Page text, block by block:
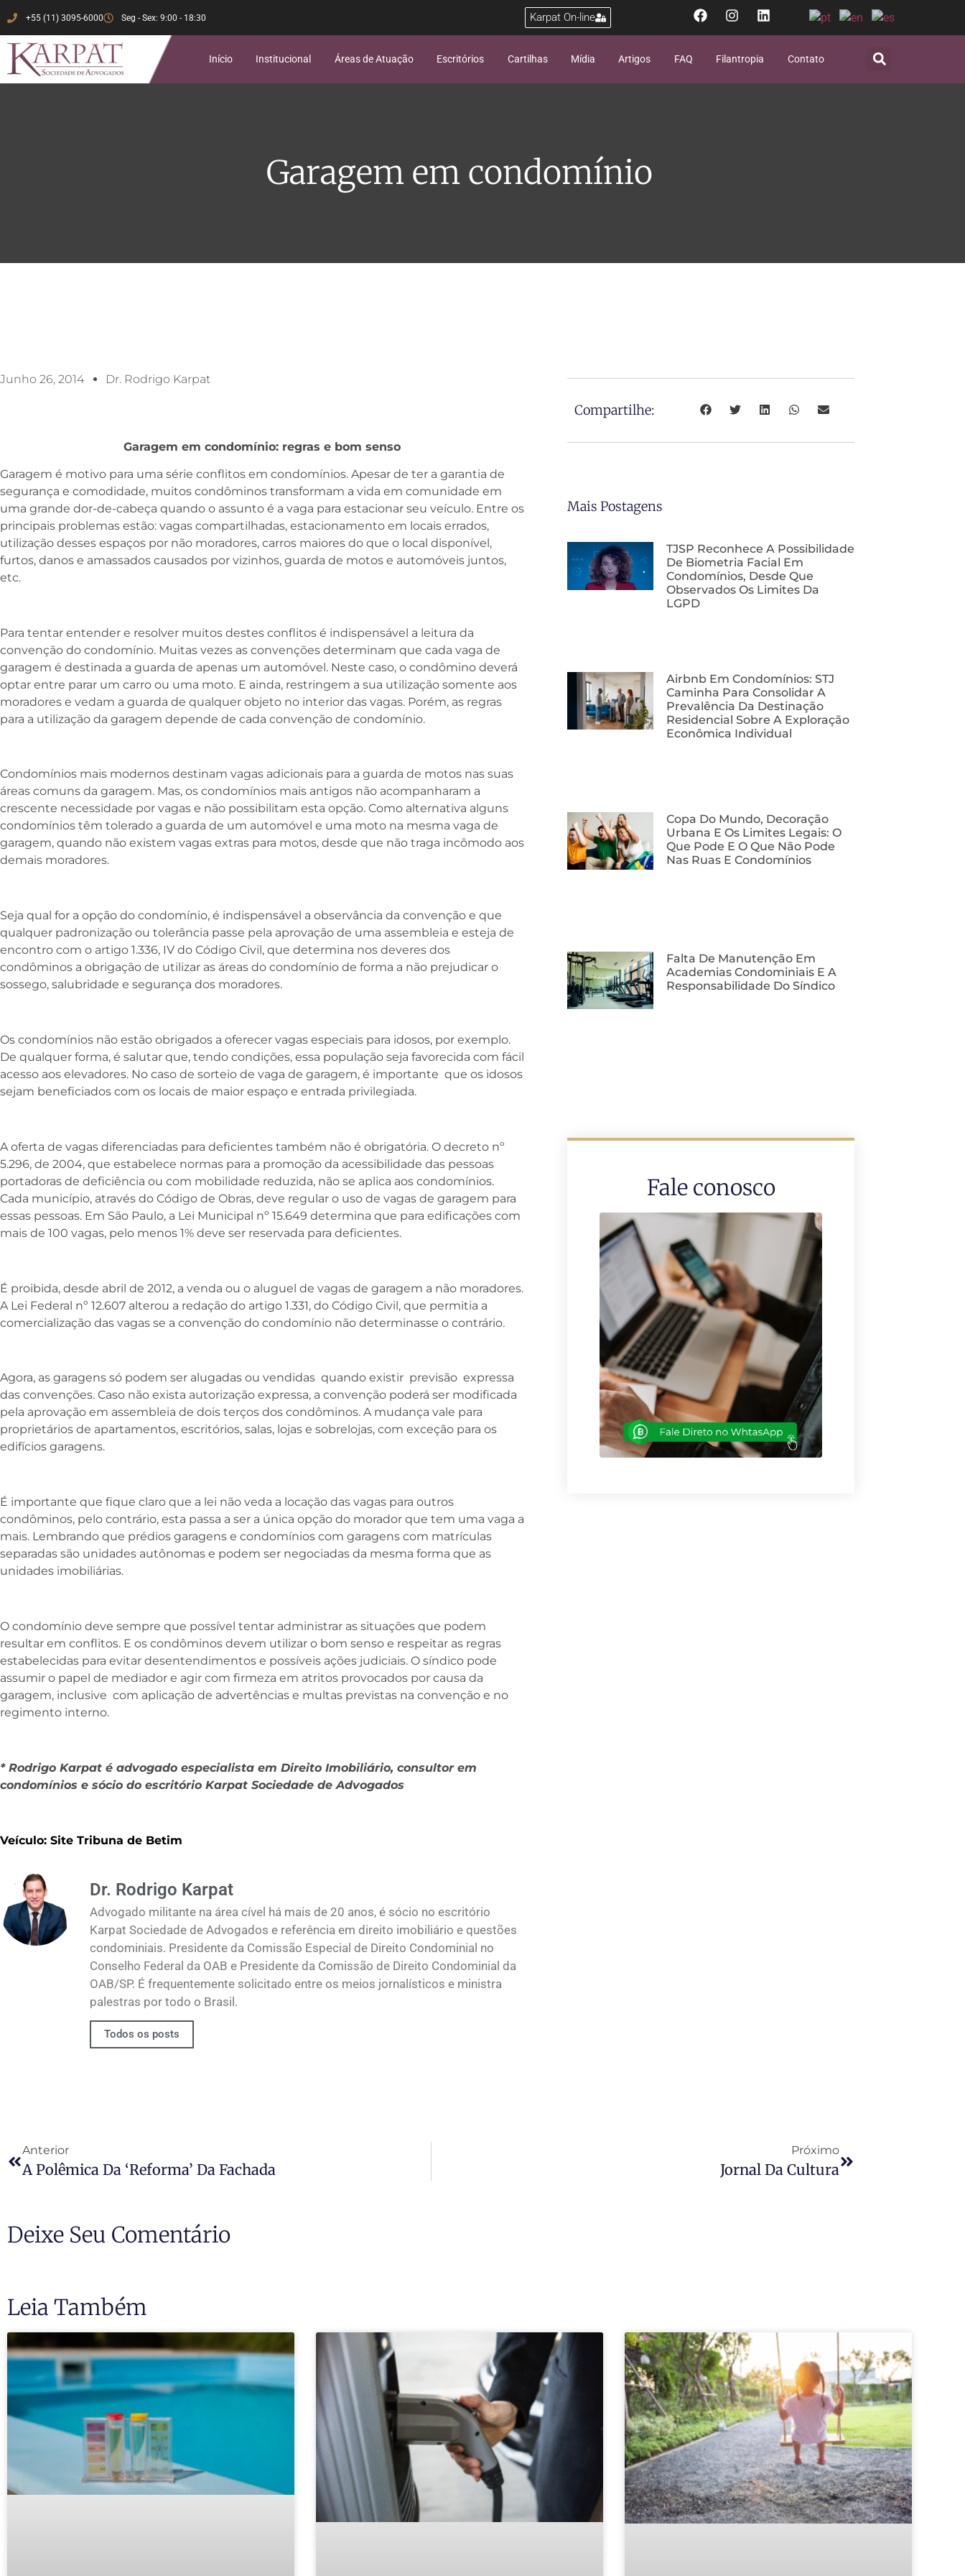
+55 (11) 3095-6000 Seg - Sex: 9:00 - 18:30 Karpat On-line
Início Institucional Áreas de Atuação Escritórios Cartilhas Mídia Artigos FAQ Filantropia Contato
Garagem em condomínio
Junho 26, 2014 Dr. Rodrigo Karpat
Garagem em condomínio: regras e bom senso
Garagem é motivo para uma série conflitos em condomínios. Apesar de ter a garantia de
segurança e comodidade, muitos condôminos transformam a vida em comunidade em
uma grande dor-de-cabeça quando o assunto é a vaga para estacionar seu veículo. Entre os
principais problemas estão: vagas compartilhadas, estacionamento em locais errados,
utilização desses espaços por não moradores, carros maiores do que o local disponível,
furtos, danos e amassados causados por vizinhos, guarda de motos e automóveis juntos,
etc.
Para tentar entender e resolver muitos destes conflitos é indispensável a leitura da
convenção do condomínio. Muitas vezes as convenções determinam que cada vaga de
garagem é destinada a guarda de apenas um automóvel. Neste caso, o condômino deverá
optar entre parar um carro ou uma moto. E ainda, restringem a sua utilização somente aos
moradores e vedam a guarda de qualquer objeto no interior das vagas. Porém, as regras
para a utilização da garagem depende de cada convenção de condomínio.
Condomínios mais modernos destinam vagas adicionais para a guarda de motos nas suas
áreas comuns da garagem. Mas, os condomínios mais antigos não acompanharam a
crescente necessidade por vagas e não possibilitam esta opção. Como alternativa alguns
condomínios têm tolerado a guarda de um automóvel e uma moto na mesma vaga de
garagem, quando não existem vagas extras para motos, desde que não traga incômodo aos
demais moradores.
Seja qual for a opção do condomínio, é indispensável a observância da convenção e que
qualquer padronização ou tolerância passe pela aprovação de uma assembleia e esteja de
encontro com o artigo 1.336, IV do Código Civil, que determina nos deveres dos
condôminos a obrigação de utilizar as áreas do condomínio de forma a não prejudicar o
sossego, salubridade e segurança dos moradores.
Os condomínios não estão obrigados a oferecer vagas especiais para idosos, por exemplo.
De qualquer forma, é salutar que, tendo condições, essa população seja favorecida com fácil
acesso aos elevadores. No caso de sorteio de vaga de garagem, é importante que os idosos
sejam beneficiados com os locais de maior espaço e entrada privilegiada.
A oferta de vagas diferenciadas para deficientes também não é obrigatória. O decreto nº
5.296, de 2004, que estabelece normas para a promoção da acessibilidade das pessoas
portadoras de deficiência ou com mobilidade reduzida, não se aplica aos condomínios.
Cada município, através do Código de Obras, deve regular o uso de vagas de garagem para
essas pessoas. Em São Paulo, a Lei Municipal nº 15.649 determina que para edificações com
mais de 100 vagas, pelo menos 1% deve ser reservada para deficientes.
É proibida, desde abril de 2012, a venda ou o aluguel de vagas de garagem a não moradores.
A Lei Federal nº 12.607 alterou a redação do artigo 1.331, do Código Civil, que permitia a
comercialização das vagas se a convenção do condomínio não determinasse o contrário.
Agora, as garagens só podem ser alugadas ou vendidas quando existir previsão expressa
das convenções. Caso não exista autorização expressa, a convenção poderá ser modificada
pela aprovação em assembleia de dois terços dos condôminos. A mudança vale para
proprietários de apartamentos, escritórios, salas, lojas e sobrelojas, com exceção para os
edifícios garagens.
É importante que fique claro que a lei não veda a locação das vagas para outros
condôminos, pelo contrário, esta passa a ser a única opção do morador que tem uma vaga a
mais. Lembrando que prédios garagens e condomínios com garagens com matrículas
separadas são unidades autônomas e podem ser negociadas da mesma forma que as
unidades imobiliárias.
O condomínio deve sempre que possível tentar administrar as situações que podem
resultar em conflitos. E os condôminos devem utilizar o bom senso e respeitar as regras
estabelecidas para evitar desentendimentos e possíveis ações judiciais. O síndico pode
assumir o papel de mediador e agir com firmeza em atritos provocados por causa da
garagem, inclusive com aplicação de advertências e multas previstas na convenção e no
regimento interno.
* Rodrigo Karpat é advogado especialista em Direito Imobiliário, consultor em
condomínios e sócio do escritório Karpat Sociedade de Advogados
Veículo: Site Tribuna de Betim
Dr. Rodrigo Karpat
Advogado militante na área cível há mais de 20 anos, é sócio no escritório
Karpat Sociedade de Advogados e referência em direito imobiliário e questões
condominiais. Presidente da Comissão Especial de Direito Condominial no
Conselho Federal da OAB e Presidente da Comissão de Direito Condominial da
OAB/SP. É frequentemente solicitado entre os meios jornalísticos e ministra
palestras por todo o Brasil.
Todos os posts
Compartilhe:
Mais Postagens
TJSP Reconhece A Possibilidade
De Biometria Facial Em
Condomínios, Desde Que
Observados Os Limites Da
LGPD
Airbnb Em Condomínios: STJ
Caminha Para Consolidar A
Prevalência Da Destinação
Residencial Sobre A Exploração
Econômica Individual
Copa Do Mundo, Decoração
Urbana E Os Limites Legais: O
Que Pode E O Que Não Pode
Nas Ruas E Condomínios
Falta De Manutenção Em
Academias Condominiais E A
Responsabilidade Do Síndico
Fale conosco
Anterior
A Polêmica Da ‘reforma’ Da Fachada
Próximo
Jornal Da Cultura
Deixe Seu Comentário
Leia Também